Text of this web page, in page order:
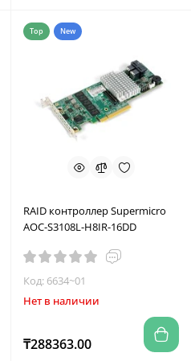
Top New
RAID контроллер Supermicro
AOC-S3108L-H8IR-16DD
Код: 6634~01
Нет в наличии
₸288363.00